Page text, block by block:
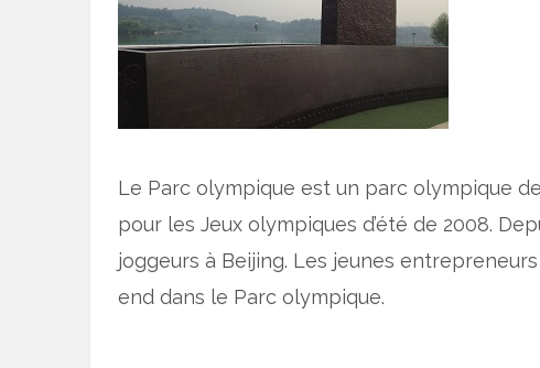
Le Parc olympique est un parc olympique
pour les Jeux olympiques d’été de 2008.
joggeurs à Beijing. Les jeunes
end dans le Parc olympique.